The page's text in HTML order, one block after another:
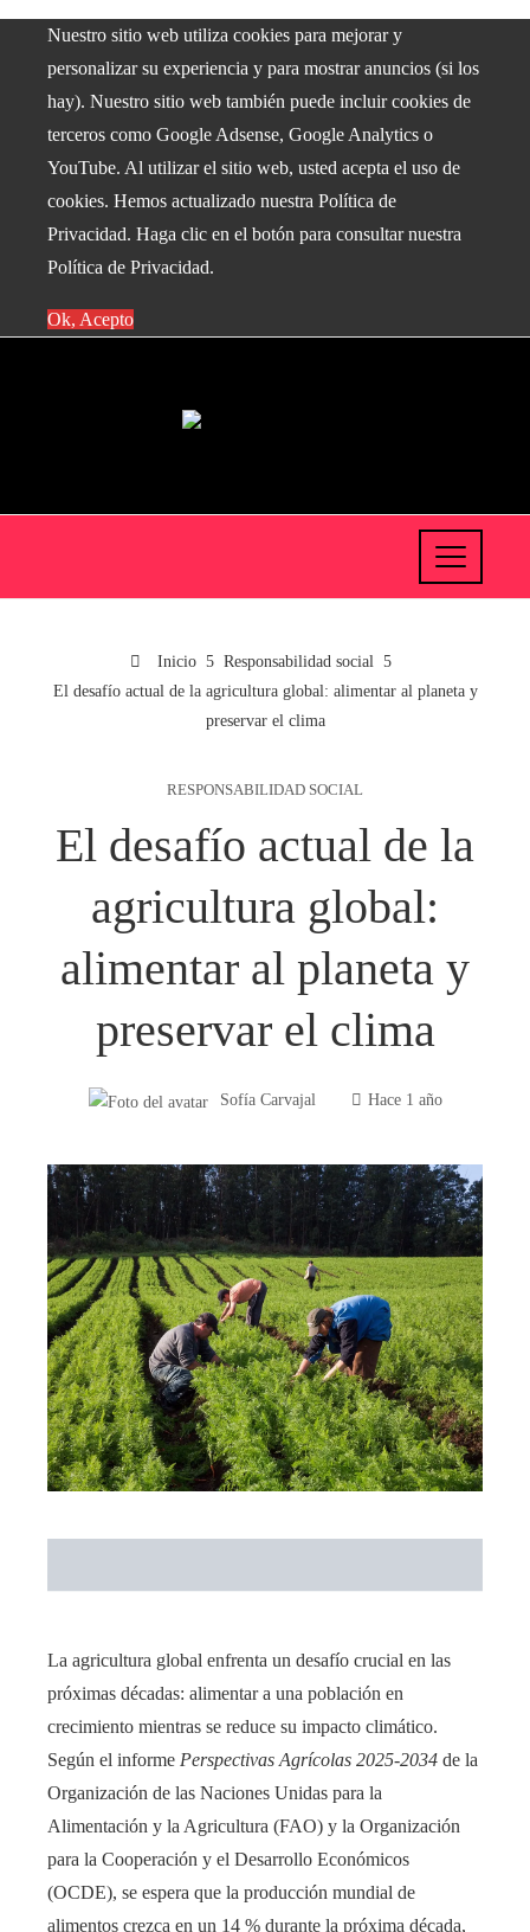
Nuestro sitio web utiliza cookies para mejorar y
personalizar su experiencia y para mostrar anuncios (si los
hay). Nuestro sitio web también puede incluir cookies de
terceros como Google Adsense, Google Analytics o
YouTube. Al utilizar el sitio web, usted acepta el uso de
cookies. Hemos actualizado nuestra Política de
Privacidad. Haga clic en el botón para consultar nuestra
Política de Privacidad.
Ok, Acepto
Inicio
Responsabilidad social
El desafío actual de la agricultura global: alimentar al planeta y
preservar el clima
RESPONSABILIDAD SOCIAL
El desafío actual de la
agricultura global:
alimentar al planeta y
preservar el clima
Sofía Carvajal Hace 1 año
La agricultura global enfrenta un desafío crucial en las
próximas décadas: alimentar a una población en
crecimiento mientras se reduce su impacto climático.
Según el informe Perspectivas Agrícolas 2025-2034 de la
Organización de las Naciones Unidas para la
Alimentación y la Agricultura (FAO) y la Organización
para la Cooperación y el Desarrollo Económicos
(OCDE), se espera que la producción mundial de
alimentos crezca en un 14 % durante la próxima década,